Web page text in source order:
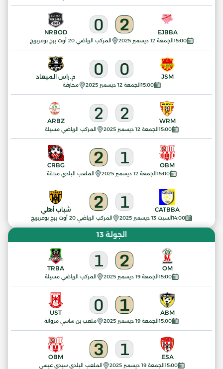
15:00الجمعة 12 ديسمبر 2025 المركب الرياضي 20 أوت برج بوعريريج
EJBBA
2
0
NRBOD
15:00الجمعة 12 ديسمبر 2025 محارقة
JSM
0
0 م.راس الميعاد
15:00الجمعة 12 ديسمبر 2025 المركب الرياضي مسيلة
WRM
2
2
ARBZ
15:00الجمعة 12 ديسمبر 2025 الملعب البلدي مجانة
OBM
1
2
CRBG
14:00السبت 13 ديسمبر 2025 المركب الرياضي 20 أوت برج بوعريريج
CATBBA
1
2 شباب أهلي
الجولة 13
15:00الجمعة 19 ديسمبر 2025 المركب الرياضي مسيلة
OM
2
1
TRBA
15:00الجمعة 19 ديسمبر 2025 ملعب بن ساسي مروانة
ABM
1
0
UST
15:00الجمعة 19 ديسمبر 2025 الملعب البلدي سيدي عيسى
ESA
1
3
OBM